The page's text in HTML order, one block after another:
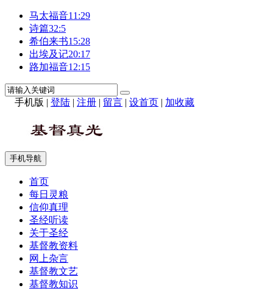
马太福音11:29
诗篇32:5
希伯来书15:28
出埃及记20:17
路加福音12:15
手机版 | 登陆 | 注册 | 留言 | 设首页 | 加收藏
手机导航
首页
每日灵粮
信仰真理
圣经听读
关于圣经
基督教资料
网上杂言
基督教文艺
基督教知识